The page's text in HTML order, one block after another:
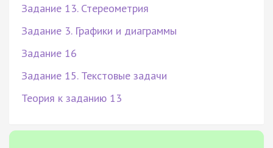
Задание 13. Стереометрия
Задание 3. Графики и диаграммы
Задание 16
Задание 15. Текстовые задачи
Теория к заданию 13